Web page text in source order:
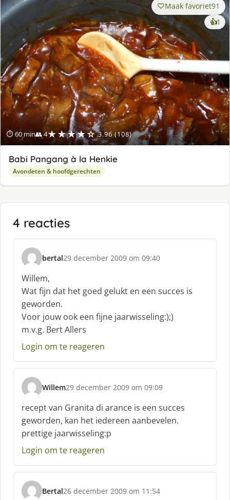
⏱ 60 min👥 4★★★★☆ 3.96 (108)
Maak favoriet91
👍1
Babi Pangang à la Henkie
Avondeten & hoofdgerechten
4 reacties
bertal
s
c
h
r
e
e
f
29 december 2009 om 09:40
Willem,
Wat fijn dat het goed gelukt en een succes is
geworden.
Voor jouw ook een fijne jaarwisseling:);)
m.v.g. Bert Allers
Login om te reageren
Willem
s
h
r
e
e
:
29 december 2009 om 09:09
recept van Granita di arance is een succes
geworden, kan het iedereen aanbevelen.
prettige jaarwisseling:p
Login om te reageren
Bertal
s
26 december 2009 om 11:54